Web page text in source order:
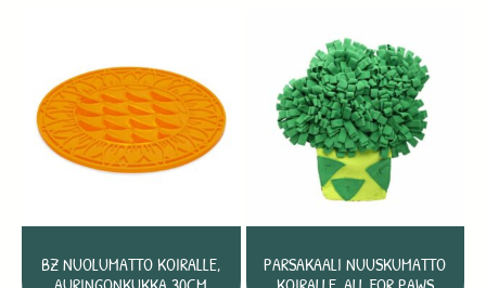
BZ NUOLUMATTO KOIRALLE,
PARSAKAALI NUUSKUMATTO